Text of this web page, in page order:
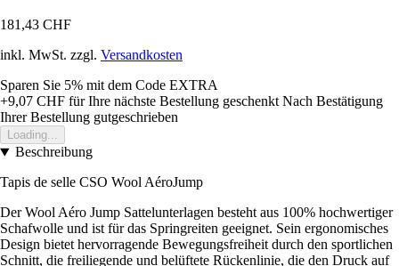
181,43 CHF
inkl. MwSt. zzgl. Versandkosten
Sparen Sie 5% mit dem Code EXTRA
+9,07 CHF für Ihre nächste Bestellung geschenkt Nach Bestätigung
Ihrer Bestellung gutgeschrieben
Loading...
Beschreibung
Tapis de selle CSO Wool AéroJump
Der Wool Aéro Jump Sattelunterlagen besteht aus 100% hochwertiger
Schafwolle und ist für das Springreiten geeignet. Sein ergonomisches
Design bietet hervorragende Bewegungsfreiheit durch den sportlichen
Schnitt, die freiliegende und belüftete Rückenlinie, die den Druck auf